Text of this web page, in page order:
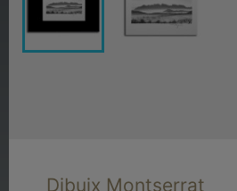
Dibuix Montserrat